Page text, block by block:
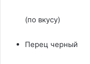
(по вкусу)
Перец черный